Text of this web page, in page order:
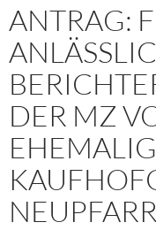
ANTRAG:
DER MZ